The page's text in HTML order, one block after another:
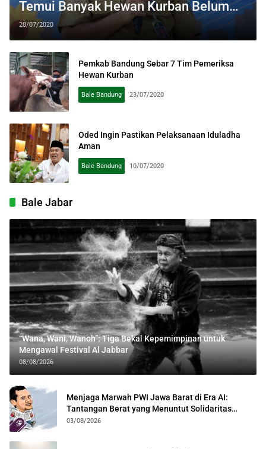
Temui Banyak Hewan Kurban Belum
Cukup Umur
28/07/2020
Pemkab Bandung Sebar 7 Tim Pemeriksa
Hewan Kurban
Bale Bandung 23/07/2020
Oded Ingin Pastikan Pelaksanaan Iduladha
Aman
Bale Bandung 10/07/2020
Bale Jabar
“Wana, Wani, Wanoh”: Tiga Bekal Kepemimpinan untuk
Mengawal Festival Al Jabbar
08/08/2026
Menjaga Marwah PWI Jawa Barat di Era AI:
Tantangan Berat yang Menuntut Solidaritas
Lintas Generasi
03/08/2026